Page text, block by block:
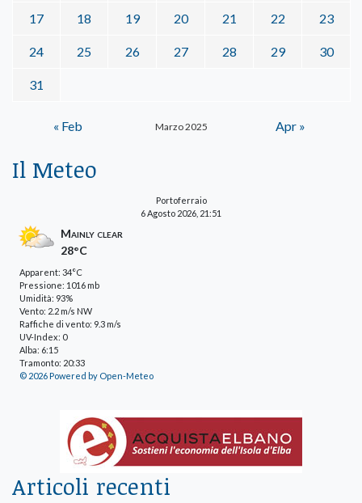
Marzo 2025
17 18 19 20 21 22 23
24 25 26 27 28 29 30
31
« Feb Apr »
Il Meteo
Portoferraio
6 Agosto 2026, 21:51
Mainly clear
28°C
Apparent: 34°C
Pressione: 1016 mb
Umidità: 93%
Vento: 2.2 m/s NW
Raffiche di vento: 9.3 m/s
UV-Index: 0
Alba: 6:15
Tramonto: 20:33
© 2026 Powered by Open-Meteo
Articoli recenti